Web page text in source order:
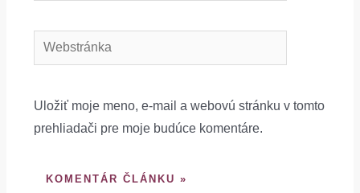
Webstránka
Uložiť moje meno, e-mail a webovú stránku v tomto
prehliadači pre moje budúce komentáre.